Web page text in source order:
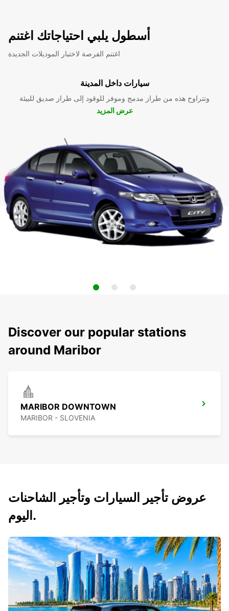
أسطول يلبي احتياجاتك اغتنم
اغتنم الفرصة لاختبار الموديلات الجديدة
سيارات داخل المدينة
وتتراوح هذه من طراز مدمج وموفر للوقود إلى طراز صديق للبيئة
عرض المزيد
Discover our popular stations
around Maribor
MARIBOR DOWNTOWN
MARIBOR - SLOVENIA
عروض تأجير السيارات وتأجير الشاحنات
اليوم.